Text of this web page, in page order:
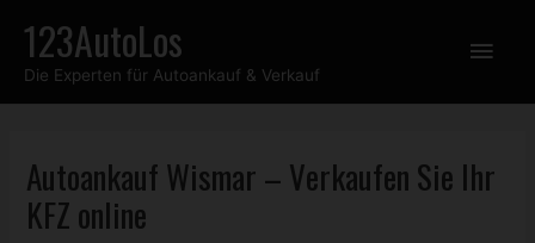
Inhalt
springen
123AutoLos
Die Experten für Autoankauf & Verkauf
Autoankauf Wismar – Verkaufen Sie Ihr
KFZonline